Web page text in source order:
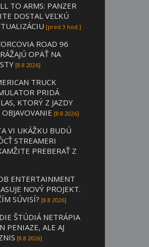
TO ARMS: PANZER
DOSTAL VEĽKÚ
[pred 3 hod.]
ROAD 96
OPÄŤ NA
[8.8 2026]
TRUCK
PRIDÁ
KTORÝ Z JAZDY
[8.8 2026]
VI UKÁŽKU BUDÚ
STREAMERI
PREBERAŤ Z
ENTERTAINMENT
NOVÝ PROJEKT.
SÚVISÍ? [8.8 2026]
ŠTÚDIÁ NETRÁPIA
PENIAZE, ALE AJ
[8.8 2026]